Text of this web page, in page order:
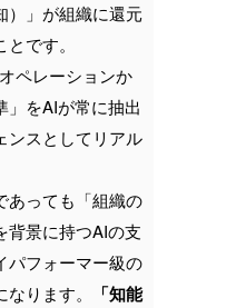
）」が組織に還元
です。
ペレーションか
」をAIが常に抽出
ンスとしてリアル
あっても「組織の
背景に持つAIの支
パフォーマー級の
ります。
「知能